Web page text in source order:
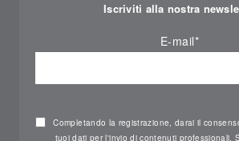
Iscriviti alla nostra
E-mail*
Completando la registrazione, darai il
tuoi dati per l'invio di contenuti professionali.